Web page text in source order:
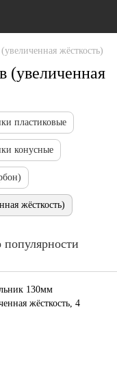
жёсткость)
(увеличенная
пластиковые
конусные
жёсткость)